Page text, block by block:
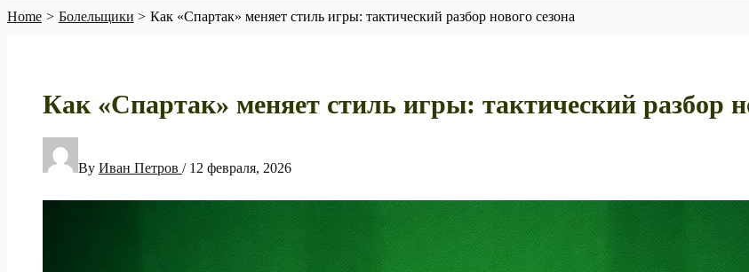
Home Болельщики Как «Спартак» меняет стиль игры: тактический разбор нового сезона
Как «Спартак» меняет стиль игры: тактический разбор
By Иван Петров / 12 февраля, 2026